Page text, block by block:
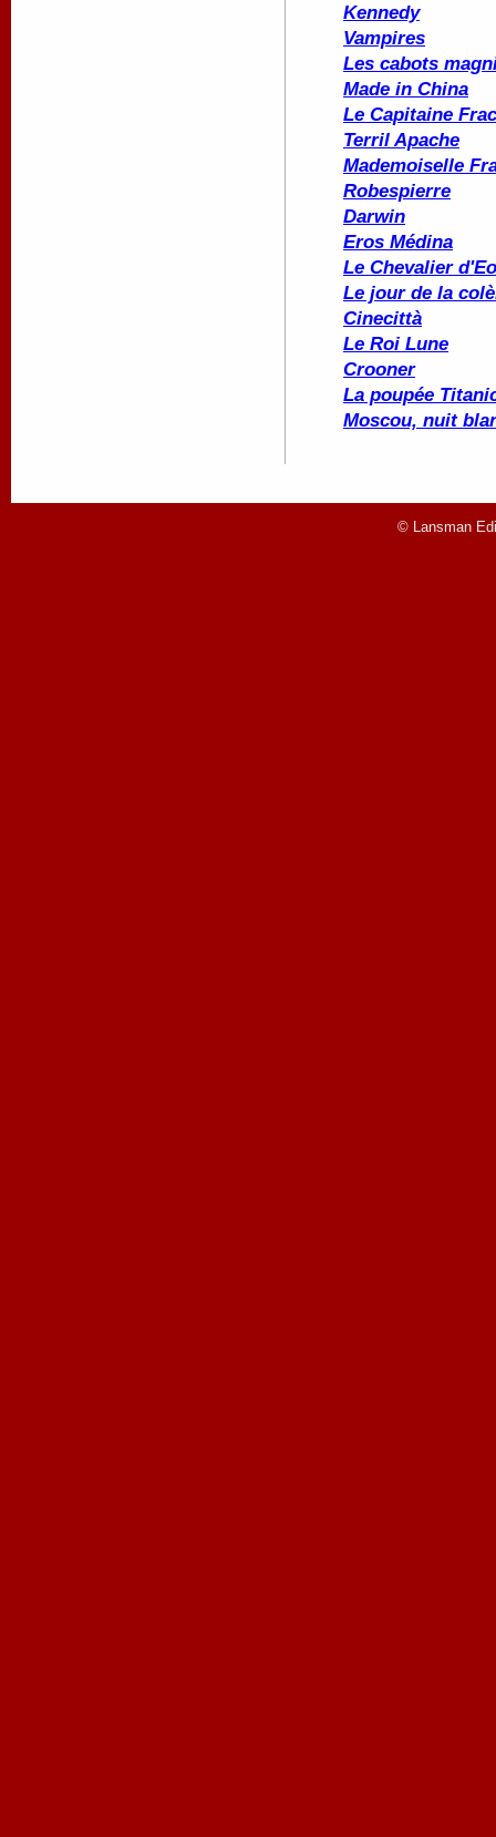
Kennedy
Vampires
Les cabots
Made in China
Le Capitaine
Terril Apache
Mademoiselle
Robespierre
Darwin
Eros Médina
Le Chevalier
Le jour de la
Cinecittà
Le Roi Lune
Crooner
La poupée
Moscou, nuit
© Lansman